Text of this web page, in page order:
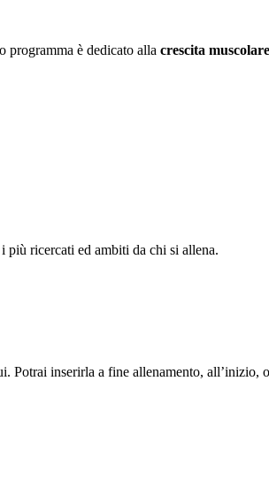
programma è dedicato alla crescita
più ricercati ed ambiti da chi si allena.
Potrai inserirla a fine allenamento, all’inizio,